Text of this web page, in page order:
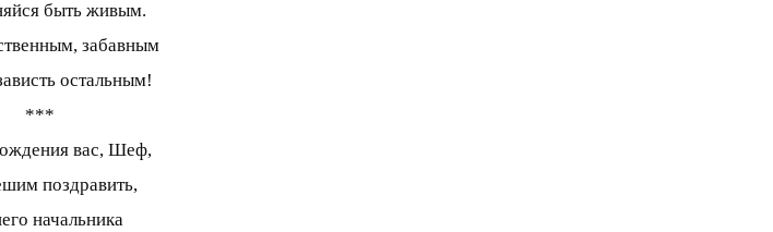
быть живым.
забавным
остальным!
***
вас, Шеф,
поздравить,
начальника